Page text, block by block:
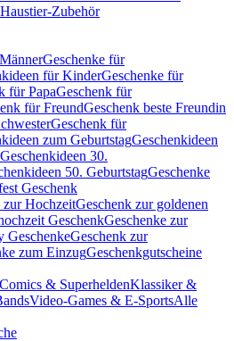
Haustier-Zubehör
Geschenke für
für KinderGeschenke für
für PapaGeschenk für
für FreundGeschenk beste Freundin
Geschenk für
zum GeburtstagGeschenkideen
Geschenkideen 30.
50. GeburtstagGeschenke
Geschenk
zur HochzeitGeschenk zur goldenen
GeschenkGeschenke zur
GeschenkeGeschenk zur
zum EinzugGeschenkgutscheine
Comics & SuperheldenKlassiker &
Video-Games & E-SportsAlle